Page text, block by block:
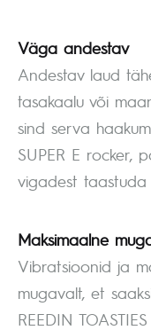
Väga andestav
Andestav laud
tasakaalu või
sind serva
SUPER E rocker,
vigadest taastuda
Maksimaalne
Vibratsioonid ja
mugavalt, et
REEDIN